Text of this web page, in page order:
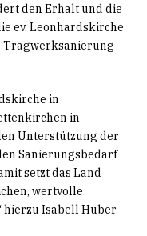
den Erhalt und die
ev. Leonhardskirche
Tragwerksanierung
in
in
Unterstützung der
Sanierungsbedarf
setzt das Land
wertvolle
hierzu Isabell Huber